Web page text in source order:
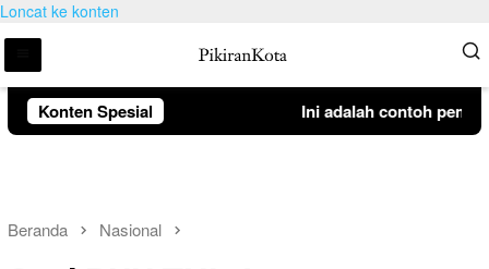
Loncat ke konten
Konten Spesial Ini adalah contoh
Beranda Nasional